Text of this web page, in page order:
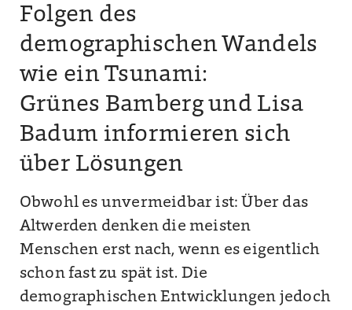
Folgen des
demographischen Wandels
wie ein Tsunami:
Grünes Bamberg und Lisa
Badum informieren sich
über Lösungen
Obwohl es unvermeidbar ist: Über das
Altwerden denken die meisten
Menschen erst nach, wenn es eigentlich
schon fast zu spät ist. Die
demographischen Entwicklungen jedoch